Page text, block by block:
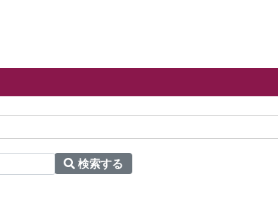
検索する